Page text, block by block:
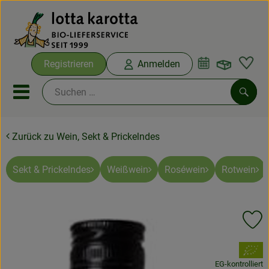
Registrieren Anmelden
Mobiles Menu öffnen oder
Ökokisten
Bio-Kochboxen
Saisonthemen
Zurück zu Wein, Sekt & Prickelndes
Sekt & Prickelndes Weißwein Roséwein Rotwein
, Verband:
EG-kontrolliert